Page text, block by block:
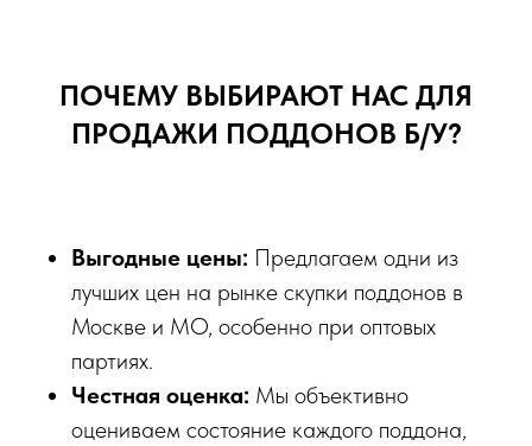
ПОЧЕМУ ВЫБИРАЮТ НАС ДЛЯ
ПРОДАЖИ ПОДДОНОВ Б/У?
Выгодные цены: Предлагаем одни из
лучших цен на рынке скупки поддонов в
Москве и МО, особенно при оптовых
партиях.
Честная оценка: Мы объективно
оцениваем состояние каждого поддона,